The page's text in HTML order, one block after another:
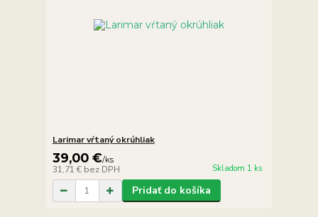
Larimar vŕtaný okrúhliak
39,00 €/ks
31,71 € bez DPH Skladom 1 ks
Pridať do košíka